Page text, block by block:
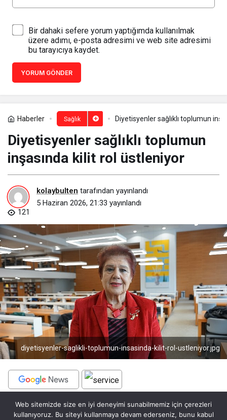
Bir dahaki sefere yorum yaptığımda kullanılmak
üzere adımı, e-posta adresimi ve web site adresimi
bu tarayıcıya kaydet.
YORUM GÖNDER
Haberler Sağlık Diyetisyenler sağlıklı toplumun
Diyetisyenler sağlıklı toplumun
inşasında kilit rol üstleniyor
kolaybulten tarafından yayınlandı
5 Haziran 2026, 21:33 yayınlandı
121
diyetisyenler-saglikli-toplumun-insasinda-kilit-rol-ustleniyor.jpg
BEĞEN PAYLAŞ
Web sitemizde size en iyi deneyimi sunabilmemiz için çerezleri
kullanıyoruz. Bu siteyi kullanmaya devam ederseniz, bunu kabul